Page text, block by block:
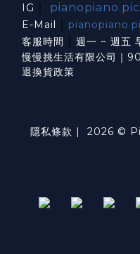
IG
E-Mail
客服時間
週一 ~ 週五
慢慢挑生活有限公司｜
退換貨政策
隱私條款 | 2026 ©